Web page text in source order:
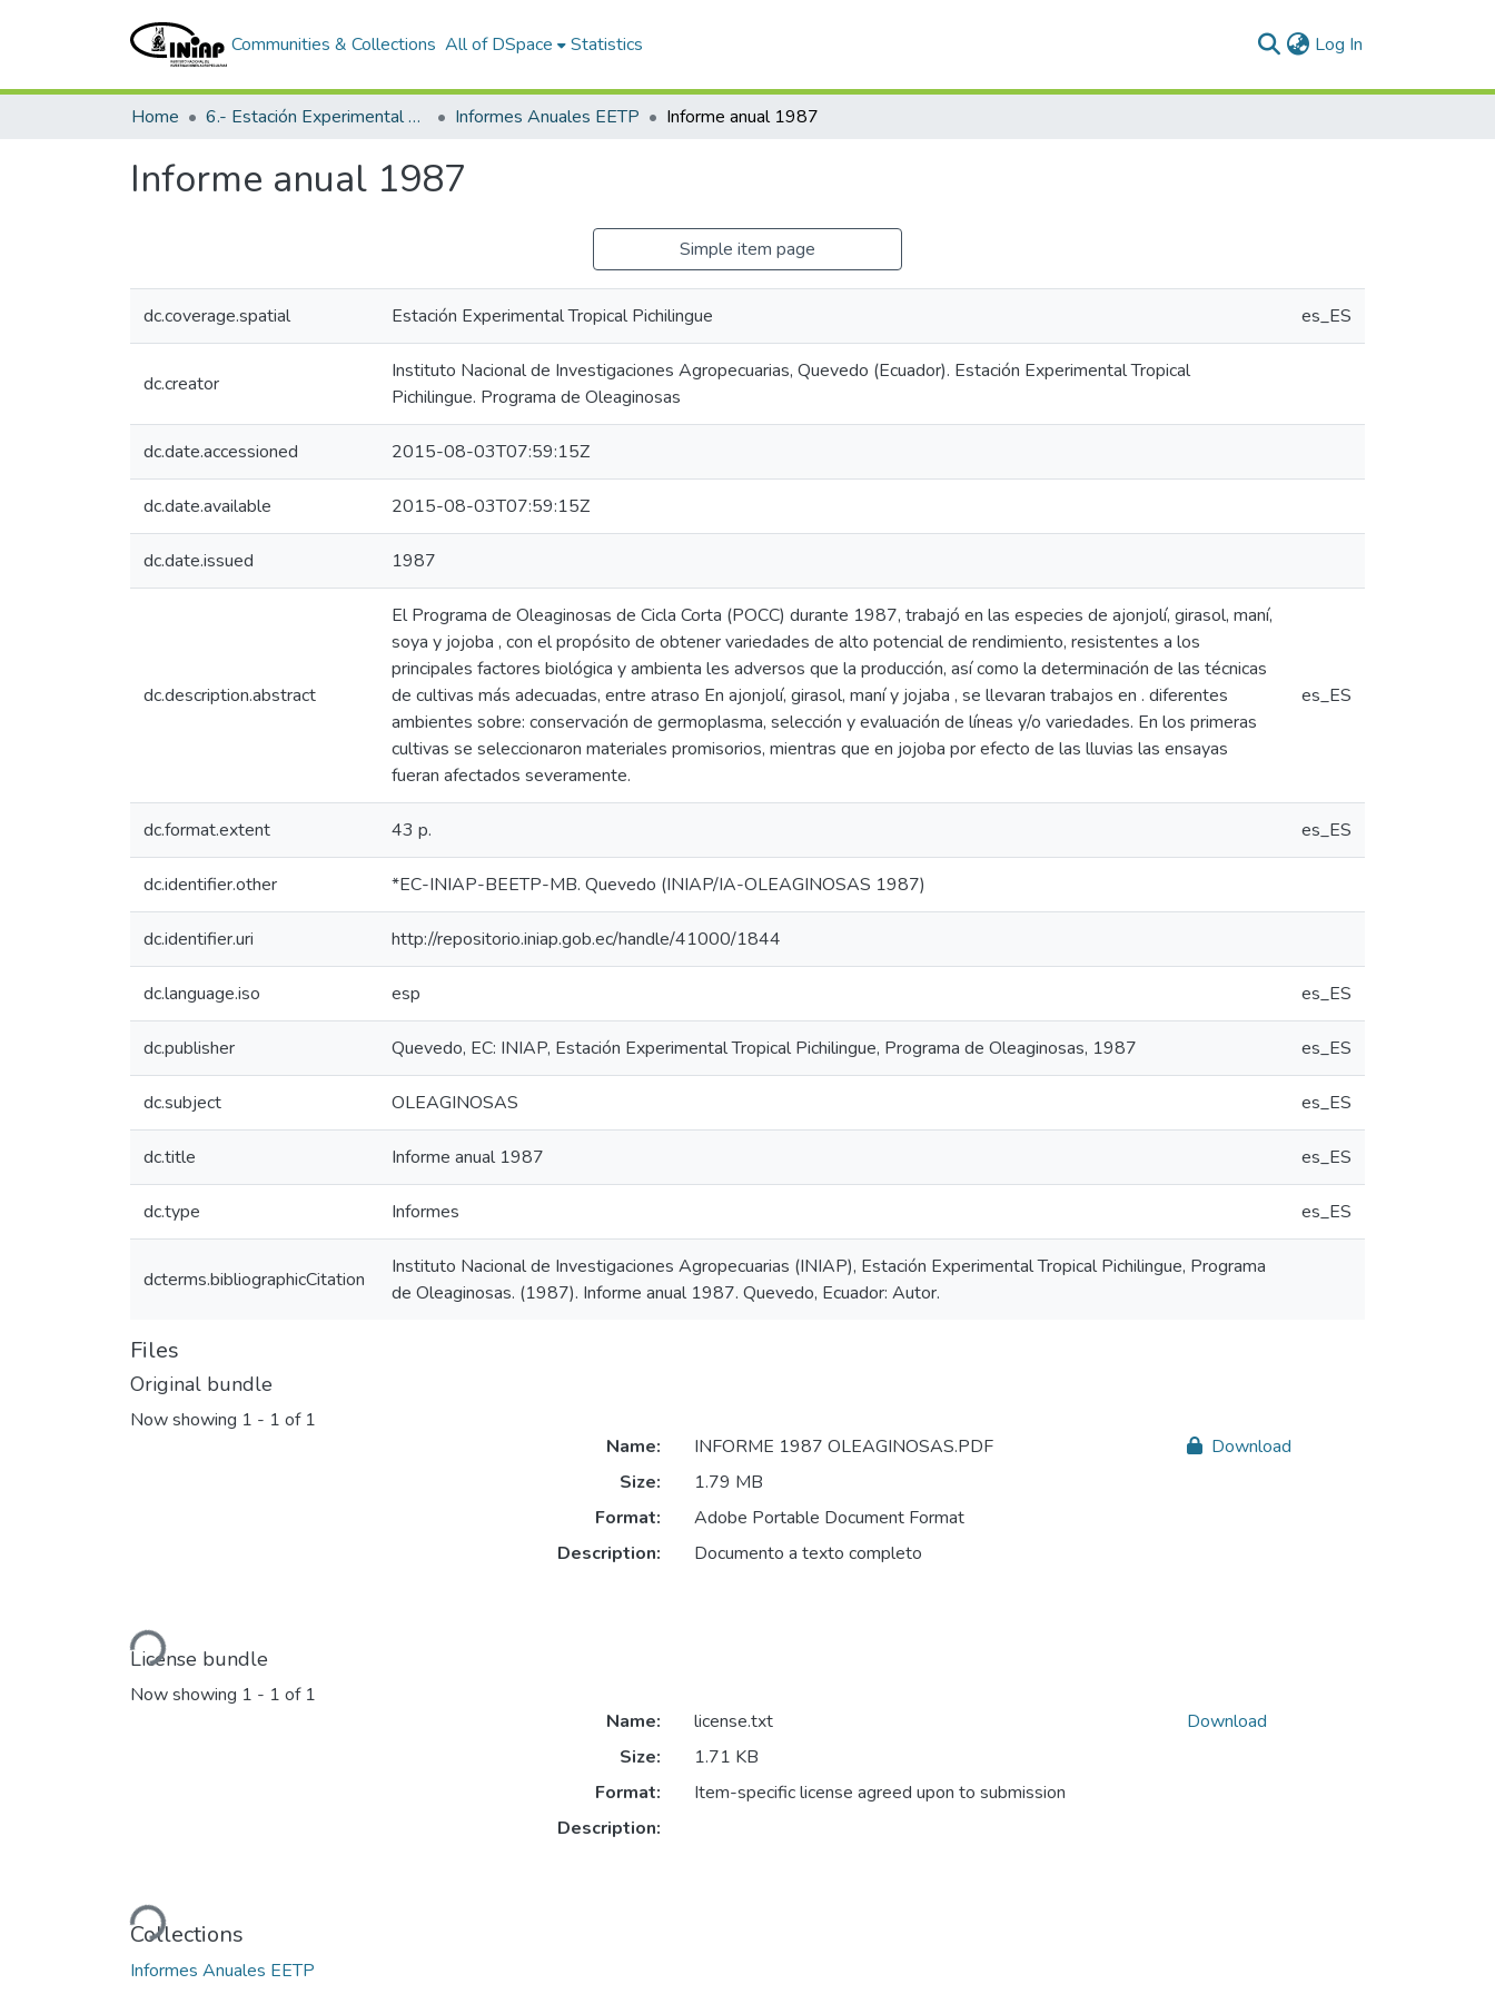
Communities & Collections All of DSpace Statistics Log In
Home 6.- Estación Experimental Tropical Pichilingue Informes Anuales EETP Informe anual 1987
Informe anual 1987
Simple item page
dc.coverage.spatial Estación Experimental Tropical Pichilingue es_ES
dc.creator
Instituto Nacional de Investigaciones Agropecuarias, Quevedo (Ecuador). Estación Experimental Tropical
Pichilingue. Programa de Oleaginosas
dc.date.accessioned 2015-08-03T07:59:15Z
dc.date.available 2015-08-03T07:59:15Z
dc.date.issued 1987
dc.description.abstract
El Programa de Oleaginosas de Cicla Corta (POCC) durante 1987, trabajó en las especies de ajonjolí, girasol, maní,
soya y jojoba , con el propósito de obtener variedades de alto potencial de rendimiento, resistentes a los
principales factores biológica y ambienta les adversos que la producción, así como la determinación de las técnicas
de cultivas más adecuadas, entre atraso En ajonjolí, girasol, maní y jojaba , se llevaran trabajos en . diferentes
ambientes sobre: conservación de germoplasma, selección y evaluación de líneas y/o variedades. En los primeras
cultivas se seleccionaron materiales promisorios, mientras que en jojoba por efecto de las lluvias las ensayas
fueran afectados severamente.
es_ES
dc.format.extent 43 p. es_ES
dc.identifier.other *EC-INIAP-BEETP-MB. Quevedo (INIAP/IA-OLEAGINOSAS 1987)
dc.identifier.uri http://repositorio.iniap.gob.ec/handle/41000/1844
dc.language.iso esp es_ES
dc.publisher Quevedo, EC: INIAP, Estación Experimental Tropical Pichilingue, Programa de Oleaginosas, 1987 es_ES
dc.subject OLEAGINOSAS es_ES
dc.title Informe anual 1987 es_ES
dc.type Informes es_ES
dcterms.bibliographicCitation
Instituto Nacional de Investigaciones Agropecuarias (INIAP), Estación Experimental Tropical Pichilingue, Programa
de Oleaginosas. (1987). Informe anual 1987. Quevedo, Ecuador: Autor.
Files
Original bundle
Now showing 1 - 1 of 1
Loading...
Name:
INFORME 1987 OLEAGINOSAS.PDF
Size:
1.79 MB
Format:
Adobe Portable Document Format
Description:
Documento a texto completo
Download
License bundle
Now showing 1 - 1 of 1
Loading...
Name:
license.txt
Size:
1.71 KB
Format:
Item-specific license agreed upon to submission
Description:
Download
Collections
Informes Anuales EETP